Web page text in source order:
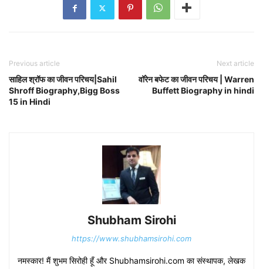
Previous article
साहिल श्रॉफ का जीवन परिचय|Sahil
Shroff Biography,Bigg Boss
15 in Hindi
Next article
वॉरेन बफेट का जीवन परिचय | Warren
Buffett Biography in hindi
Shubham Sirohi
https://www.shubhamsirohi.com
नमस्कार! मैं शुभम सिरोही हूँ और Shubhamsirohi.com का संस्थापक, लेखक